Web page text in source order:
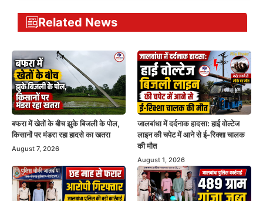
Related News
बफरा में खेतों के बीच झुके बिजली के पोल,
किसानों पर मंडरा रहा हादसे का खतरा
August 7, 2026
जालबांधा में दर्दनाक हादसा: हाई वोल्टेज
लाइन की चपेट में आने से ई-रिक्शा चालक
की मौत
August 1, 2026